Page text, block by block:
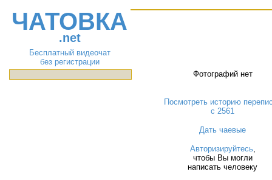
ЧАТОВКА
.net
Бесплатный видеочат
без регистрации
Фотографий нет
Посмотреть историю
с 2561
Дать чаевые
Авторизируйтесь,
чтобы Вы могли
написать человеку